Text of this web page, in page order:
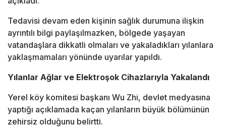
Tedavisi devam eden kişinin sağlık durumuna ilişkin
ayrıntılı bilgi paylaşılmazken, bölgede yaşayan
vatandaşlara dikkatli olmaları ve yakaladıkları yılanlara
yaklaşmamaları yönünde uyarılar yapıldı.
Yılanlar Ağlar ve Elektroşok Cihazlarıyla Yakalandı
Yerel köy komitesi başkanı Wu Zhi, devlet medyasına
yaptığı açıklamada kaçan yılanların büyük bölümünün
zehirsiz olduğunu belirtti.